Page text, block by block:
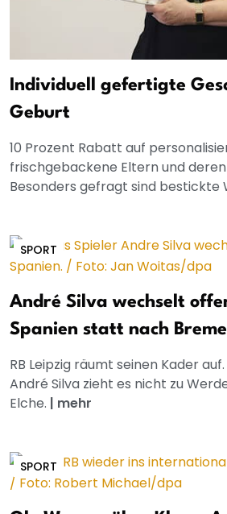
Individuell gefertigte
Geburt
10 Prozent Rabatt auf
frischgebackene Eltern und deren
Besonders gefragt sind bestickte
SPORT
André Silva wechselt
Spanien statt nach
RB Leipzig räumt seinen Kader
André Silva zieht es nicht zu
Elche. | mehr
SPORT